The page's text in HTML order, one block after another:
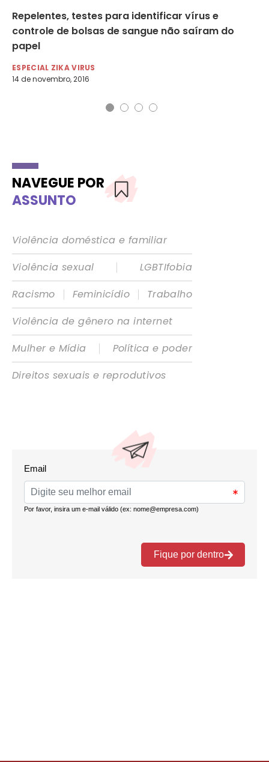
Repelentes, testes para identificar vírus e
controle de bolsas de sangue não saíram do
papel
ESPECIAL ZIKA VIRUS
14 de novembro, 2016
NAVEGUE POR
ASSUNTO
Violência doméstica e familiar
Violência sexual
|
LGBTIfobia
Racismo
| Feminicídio |
Trabalho
Violência de gênero na internet
Mulher e Mídia
|
Política e poder
Direitos sexuais e reprodutivos